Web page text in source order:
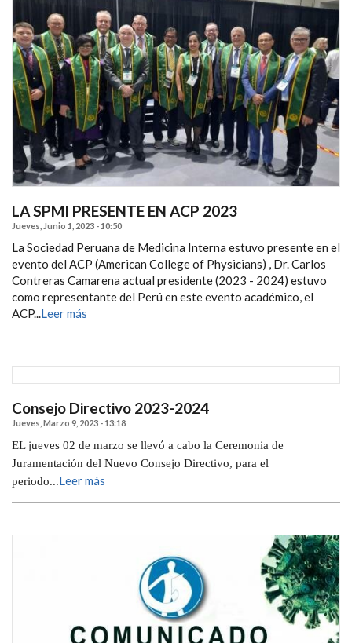
LA SPMI PRESENTE EN ACP 2023
Jueves, Junio 1, 2023 - 10:50
La Sociedad Peruana de Medicina Interna estuvo presente en el
evento del ACP (American College of Physicians) , Dr. Carlos
Contreras Camarena actual presidente (2023 - 2024) estuvo
como representante del Perú en este evento académico, el
ACP...Leer más
Consejo Directivo 2023-2024
Jueves, Marzo 9, 2023 - 13:18
EL jueves 02 de marzo se llevó a cabo la Ceremonia de
Juramentación del Nuevo Consejo Directivo, para el
periodo...Leer más